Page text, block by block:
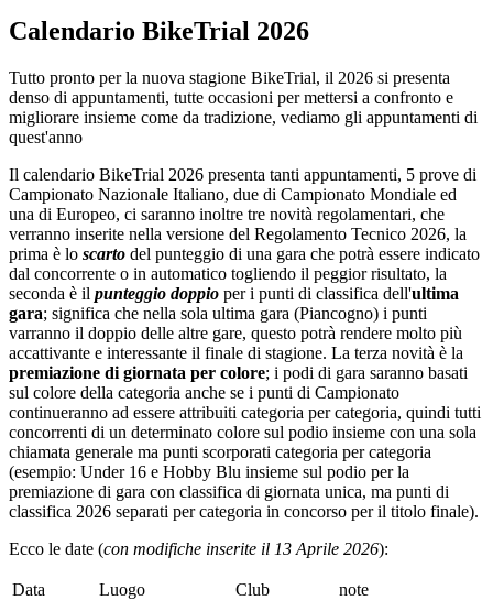
Calendario BikeTrial 2026
Tutto pronto per la nuova stagione BikeTrial, il 2026 si presenta
denso di appuntamenti, tutte occasioni per mettersi a confronto e
migliorare insieme come da tradizione, vediamo gli appuntamenti di
quest'anno
Il calendario BikeTrial 2026 presenta tanti appuntamenti, 5 prove di
Campionato Nazionale Italiano, due di Campionato Mondiale ed
una di Europeo, ci saranno inoltre tre novità regolamentari, che
verranno inserite nella versione del Regolamento Tecnico 2026, la
prima è lo scarto del punteggio di una gara che potrà essere indicato
dal concorrente o in automatico togliendo il peggior risultato, la
seconda è il punteggio doppio per i punti di classifica dell'ultima
gara; significa che nella sola ultima gara (Piancogno) i punti
varranno il doppio delle altre gare, questo potrà rendere molto più
accattivante e interessante il finale di stagione. La terza novità è la
premiazione di giornata per colore; i podi di gara saranno basati
sul colore della categoria anche se i punti di Campionato
continueranno ad essere attribuiti categoria per categoria, quindi tutti
concorrenti di un determinato colore sul podio insieme con una sola
chiamata generale ma punti scorporati categoria per categoria
(esempio: Under 16 e Hobby Blu insieme sul podio per la
premiazione di gara con classifica di giornata unica, ma punti di
classifica 2026 separati per categoria in concorso per il titolo finale).
Ecco le date (con modifiche inserite il 13 Aprile 2026):
Data Luogo Club
note